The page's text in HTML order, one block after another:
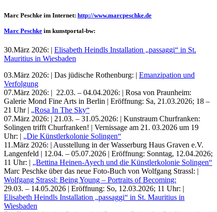
Uli Rothfuss
Harald Schwiers
Marc Peschke im Internet: http://www.marcpeschke.de
Marc Peschke im kunstportal-bw:
30.März 2026: | Elisabeth Heindls Installation „passaggi“ in St.
Mauritius in Wiesbaden
03.März 2026: | Das jüdische Rothenburg: | Emanzipation und
Verfolgung
07.März 2026: | 22.03. – 04.04.2026: | Rosa von Praunheim:
Galerie Mond Fine Arts in Berlin | Eröffnung: Sa, 21.03.2026; 18 –
21 Uhr | „Rosa In The Sky“
07.März 2026: | 21.03. – 31.05.2026: | Kunstraum Churfranken:
Solingen trifft Churfranken! | Vernissage am 21. 03.2026 um 19
Uhr: | „Die Künstlerkolonie Solingen“
11.März 2026: | Ausstellung in der Wasserburg Haus Graven e.V.
Langenfeld | 12.04. – 05.07.2026 | Eröffnung: Sonntag, 12.04.2026;
11 Uhr: | „Bettina Heinen-Ayech und die Künstlerkolonie Solingen“
Marc Peschke über das neue Foto-Buch von Wolfgang Strassl: |
Wolfgang Strassl: Being Young – Portraits of Becoming:
29.03. – 14.05.2026 | Eröffnung: So, 12.03.2026; 11 Uhr: |
Elisabeth Heindls Installation „passaggi“ in St. Mauritius in
Wiesbaden